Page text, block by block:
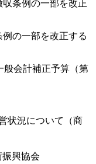
条例の一部を改正
例の一部を改正する
般会計補正予算（第
状況について（商
興協会